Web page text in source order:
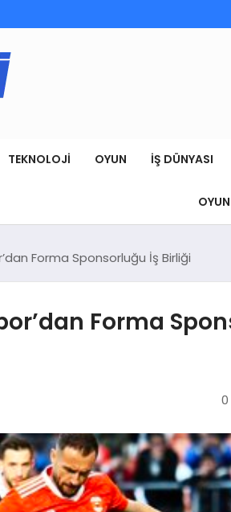
TEKNOLOJI OYUN İŞ DÜNYASI
OYUN
Forma Sponsorluğu İş Birliği
Forma
0